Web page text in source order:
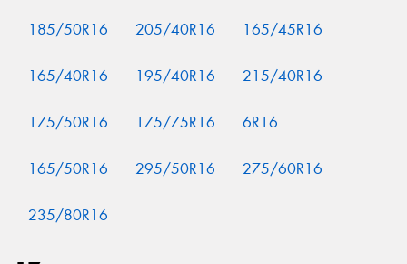
185/50R16 205/40R16 165/45R16
165/40R16 195/40R16 215/40R16
175/50R16 175/75R16 6R16
165/50R16 295/50R16 275/60R16
235/80R16